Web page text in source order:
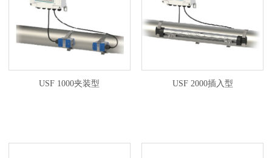
USF 1000夹装型 USF 2000插入型